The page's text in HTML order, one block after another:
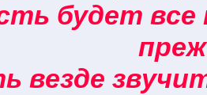
будет все
везде